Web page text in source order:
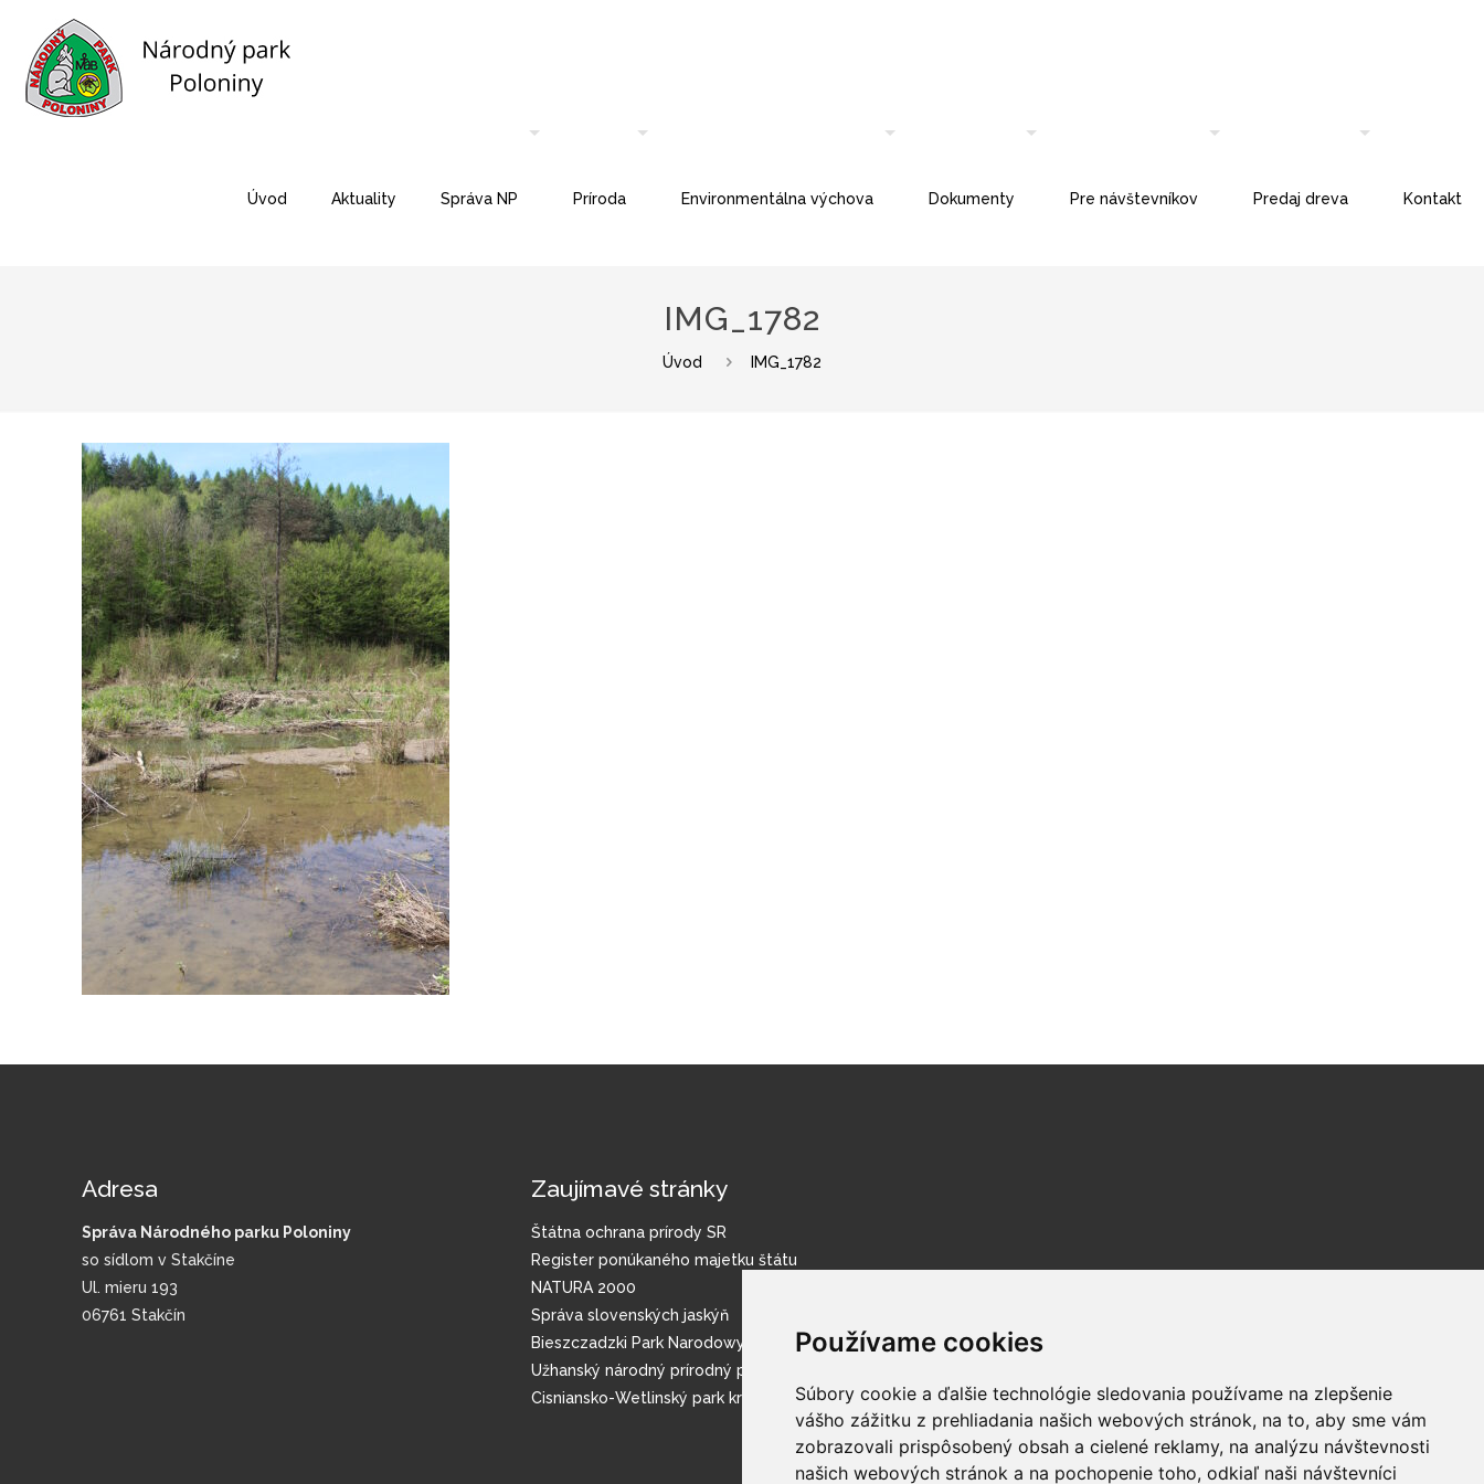
Používame cookies
Súbory cookie a ďalšie technológie sledovania používame na zlepšenie
vášho zážitku z prehliadania našich webových stránok, na to, aby sme vám
zobrazovali prispôsobený obsah a cielené reklamy, na analýzu návštevnosti
našich webových stránok a na pochopenie toho, odkiaľ naši návštevníci
Úvod Aktuality Správa NP Príroda Environmentálna výchova Dokumenty Pre návštevníkov Predaj dreva Kontakt
IMG_1782
Úvod IMG_1782
Adresa
Správa Národného parku Poloniny
so sídlom v Stakčíne
Ul. mieru 193
06761 Stakčín
Zaujímavé stránky
Štátna ochrana prírody SR
Register ponúkaného majetku štátu
NATURA 2000
Správa slovenských jaskýň
Bieszczadzki Park Narodowy
Užhanský národný prírodný park
Cisniansko-Wetlinský park krajobrazowy